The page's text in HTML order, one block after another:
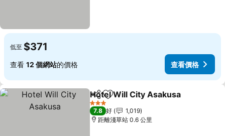
低至 $371
查看 12 個網站的價格 查看價格
分享 放到收藏夾
Hotel Will City Asakusa
3 星級
7.8 好
1,019
距離淺草站 0.6 公里